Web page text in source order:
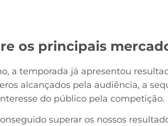
os principais
a temporada já apresentou
alcançados pela audiência, a
do público pela competição.
superar os nossos